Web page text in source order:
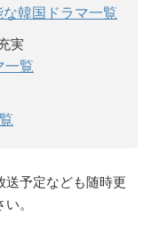
韓国ドラマ一覧
実
一覧
送予定なども随時更
。